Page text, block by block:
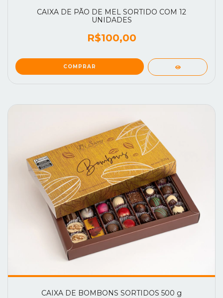
CAIXA DE PÃO DE MEL SORTIDO COM 12
UNIDADES
R$100,00
COMPRAR
CAIXA DE BOMBONS SORTIDOS 500 g